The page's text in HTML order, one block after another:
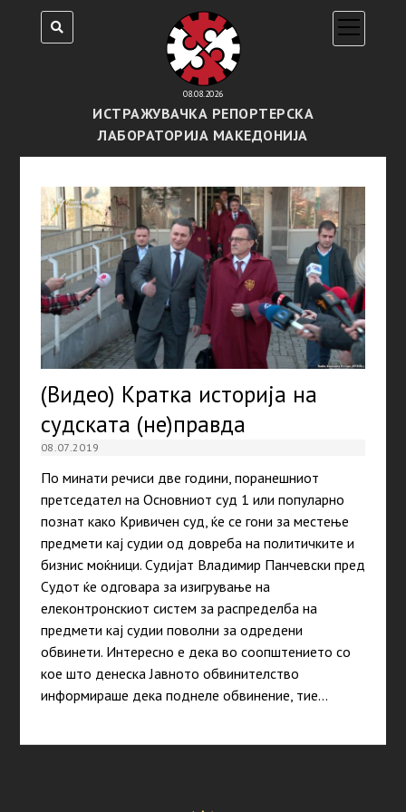
08.08.2026
ИСТРАЖУВАЧКА РЕПОРТЕРСКА
ЛАБОРАТОРИЈА МАКЕДОНИЈА
open
menu
(Видео) Кратка историја на
судската (не)правда
08.07.2019
По минати речиси две години, поранешниот
претседател на Основниот суд 1 или популарно
познат како Кривичен суд, ќе се гони за местење
предмети кај судии од довреба на политичките и
бизнис моќници. Судијат Владимир Панчевски пред
Судот ќе одговара за изигрување на
елеконтронскиот систем за распределба на
предмети кај судии поволни за одредени
обвинети. Интересно е дека во соопштението со
кое што денеска Јавното обвинителство
информираше дека поднеле обвинение, тие…